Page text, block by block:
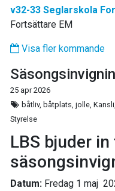
v32-33 Seglarskola
Fortsättare EM
Visa fler kommande
25 apr 2026
båtliv, båtplats, jolle,
Styrelse
LBS bjuder
Datum: Fredag 1 maj